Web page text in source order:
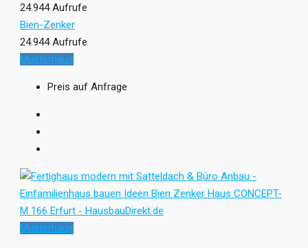
24.944 Aufrufe
Bien-Zenker
24.944 Aufrufe
Musterhaus
Preis auf Anfrage
Musterhaus